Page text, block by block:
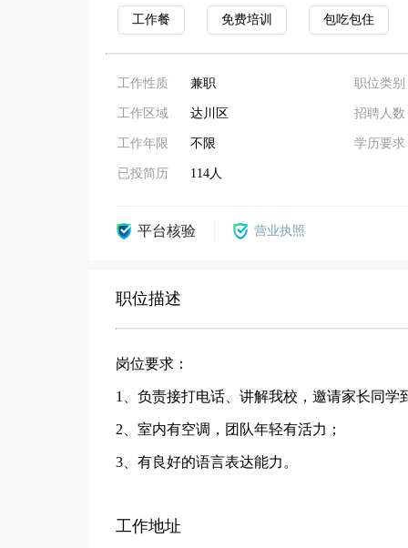
工作餐 免费培训 包吃包住
工作性质 兼职
工作区域 达川区
工作年限 不限
已投简历 114人
职位类别
招聘人数
学历要求
平台核验 营业执照
职位描述
岗位要求：
1、负责接打电话、讲解我校，邀请家长同学
2、室内有空调，团队年轻有活力；
3、有良好的语言表达能力。
工作地址